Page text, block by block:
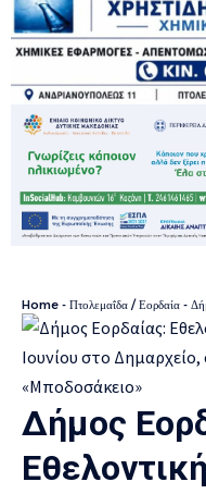
Home - Πτολεμαΐδα / Εορδαία - Δήμος
Δήμος